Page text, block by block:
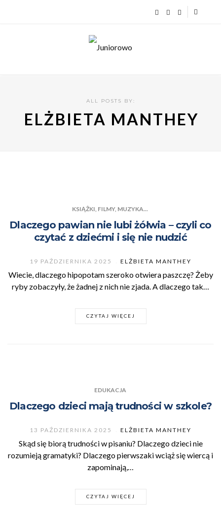
ALL POSTS BY:
ELŻBIETA MANTHEY
KSIĄŻKI, FILMY, MUZYKA...
Dlaczego pawian nie lubi żółwia – czyli co
czytać z dziećmi i się nie nudzić
19 PAŹDZIERNIKA 2025 ELŻBIETA MANTHEY
Wiecie, dlaczego hipopotam szeroko otwiera paszczę? Żeby
ryby zobaczyły, że żadnej z nich nie zjada. A dlaczego tak…
CZYTAJ WIĘCEJ
EDUKACJA
Dlaczego dzieci mają trudności w szkole?
13 PAŹDZIERNIKA 2025 ELŻBIETA MANTHEY
Skąd się biorą trudności w pisaniu? Dlaczego dzieci nie
rozumieją gramatyki? Dlaczego pierwszaki wciąż się wiercą i
zapominają,…
CZYTAJ WIĘCEJ